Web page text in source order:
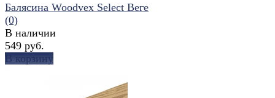
Балясина Woodvex Select Веге
(0)
В наличии
549 руб.
В корзину